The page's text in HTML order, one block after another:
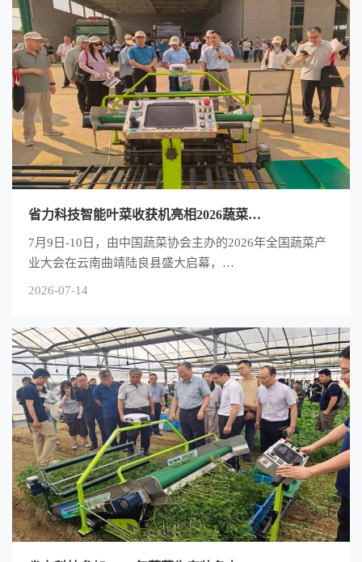
省力科技智能叶菜收获机亮相2026蔬菜…
7月9日-10日，由中国蔬菜协会主办的2026年全国蔬菜产
业大会在云南曲靖陆良县盛大启幕，…
2026-07-14